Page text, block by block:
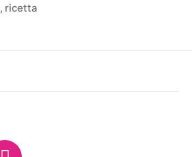
, ricetta